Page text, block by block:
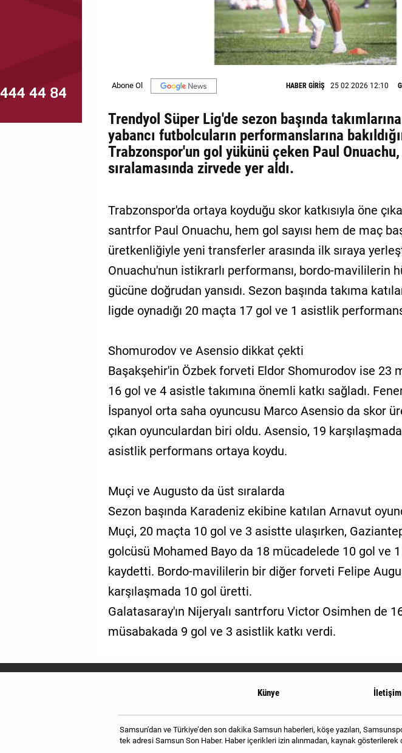
Künye
İletişim
HABER GİRİŞ 25 02 2026 12:10
Trendyol Süper Lig'de sezon başında
yabancı futbolcuların performanslarına
Trabzonspor'un gol yükünü çeken Paul
sıralamasında zirvede yer aldı.
Trabzonspor'da ortaya koyduğu skor katkısıyla öne
santrfor Paul Onuachu, hem gol sayısı hem de maç
üretkenliğiyle yeni transferler arasında ilk sıraya
Onuachu'nun istikrarlı performansı, bordo-mavililerin
gücüne doğrudan yansıdı. Sezon başında takıma
ligde oynadığı 20 maçta 17 gol ve 1 asistlik
Shomurodov ve Asensio dikkat çekti
Başakşehir'in Özbek forveti Eldor Shomurodov ise 23
16 gol ve 4 asistle takımına önemli katkı sağladı.
İspanyol orta saha oyuncusu Marco Asensio da skor
çıkan oyunculardan biri oldu. Asensio, 19
asistlik performans ortaya koydu.
Muçi ve Augusto da üst sıralarda
Sezon başında Karadeniz ekibine katılan Arnavut
Muçi, 20 maçta 10 gol ve 3 asistte ulaşırken,
golcüsü Mohamed Bayo da 18 mücadelede 10 gol ve
kaydetti. Bordo-mavililerin bir diğer forveti Felipe
karşılaşmada 10 gol üretti.
Galatasaray'ın Nijeryalı santrforu Victor Osimhen de
müsabakada 9 gol ve 3 asistlik katkı verdi.
Künye İletişim
Samsun'dan ve Türkiye’den son dakika Samsun haberleri, köşe yazıları,
tek adresi Samsun Son Haber. Haber içerikleri izin alınmadan, kaynak gösterilerek